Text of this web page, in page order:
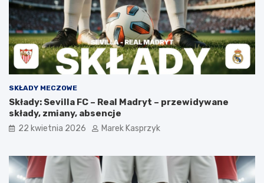
SKŁADY MECZOWE
Składy: Sevilla FC – Real Madryt – przewidywane
składy, zmiany, absencje
22 kwietnia 2026 Marek Kasprzyk